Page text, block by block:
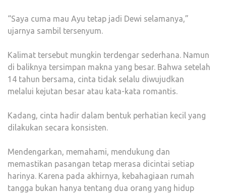
“Saya cuma mau Ayu tetap jadi Dewi selamanya,”
ujarnya sambil tersenyum.
Kalimat tersebut mungkin terdengar sederhana. Namun
di baliknya tersimpan makna yang besar. Bahwa setelah
14 tahun bersama, cinta tidak selalu diwujudkan
melalui kejutan besar atau kata-kata romantis.
Kadang, cinta hadir dalam bentuk perhatian kecil yang
dilakukan secara konsisten.
Mendengarkan, memahami, mendukung dan
memastikan pasangan tetap merasa dicintai setiap
harinya. Karena pada akhirnya, kebahagiaan rumah
tangga bukan hanya tentang dua orang yang hidup